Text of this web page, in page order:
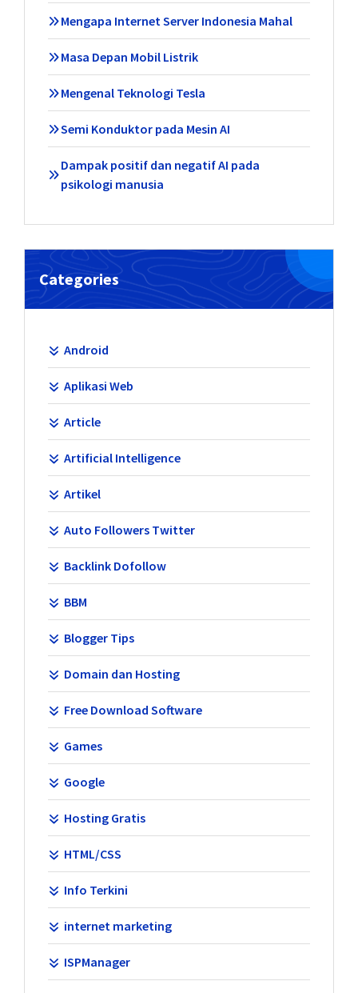
Mengapa Internet Server Indonesia Mahal
Masa Depan Mobil Listrik
Mengenal Teknologi Tesla
Semi Konduktor pada Mesin AI
Dampak positif dan negatif AI pada
psikologi manusia
Categories
Android
Aplikasi Web
Article
Artificial Intelligence
Artikel
Auto Followers Twitter
Backlink Dofollow
BBM
Blogger Tips
Domain dan Hosting
Free Download Software
Games
Google
Hosting Gratis
HTML/CSS
Info Terkini
internet marketing
ISPManager